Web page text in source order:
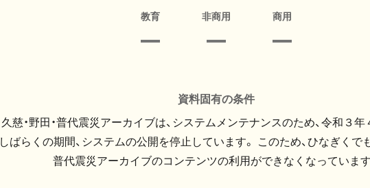
教育 非商用 商用
資料固有の条件
久慈・野田・普代震災アーカイブは、システムメンテナンスのため、令和３
しばらくの期間、システムの公開を停止しています。 このため、ひなぎくでも
普代震災アーカイブのコンテンツの利用ができなくなっています